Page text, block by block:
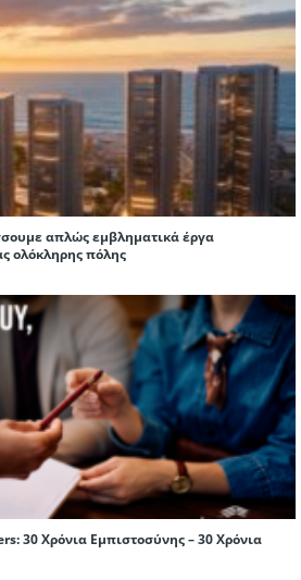
απλώς εμβληματικά έργα
ολόκληρης πόλης
30 Χρόνια Εμπιστοσύνης – 30 Χρόνια